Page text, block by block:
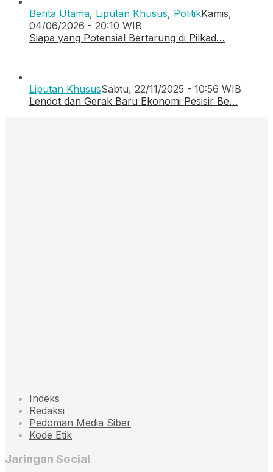
Berita Utama, Liputan Khusus, PolitikKamis,
04/06/2026 - 20:10 WIB
Siapa yang Potensial Bertarung di Pilkad…
Liputan KhususSabtu, 22/11/2025 - 10:56 WIB
Lendot dan Gerak Baru Ekonomi Pesisir Be…
Indeks
Redaksi
Pedoman Media Siber
Kode Etik
Jaringan Social